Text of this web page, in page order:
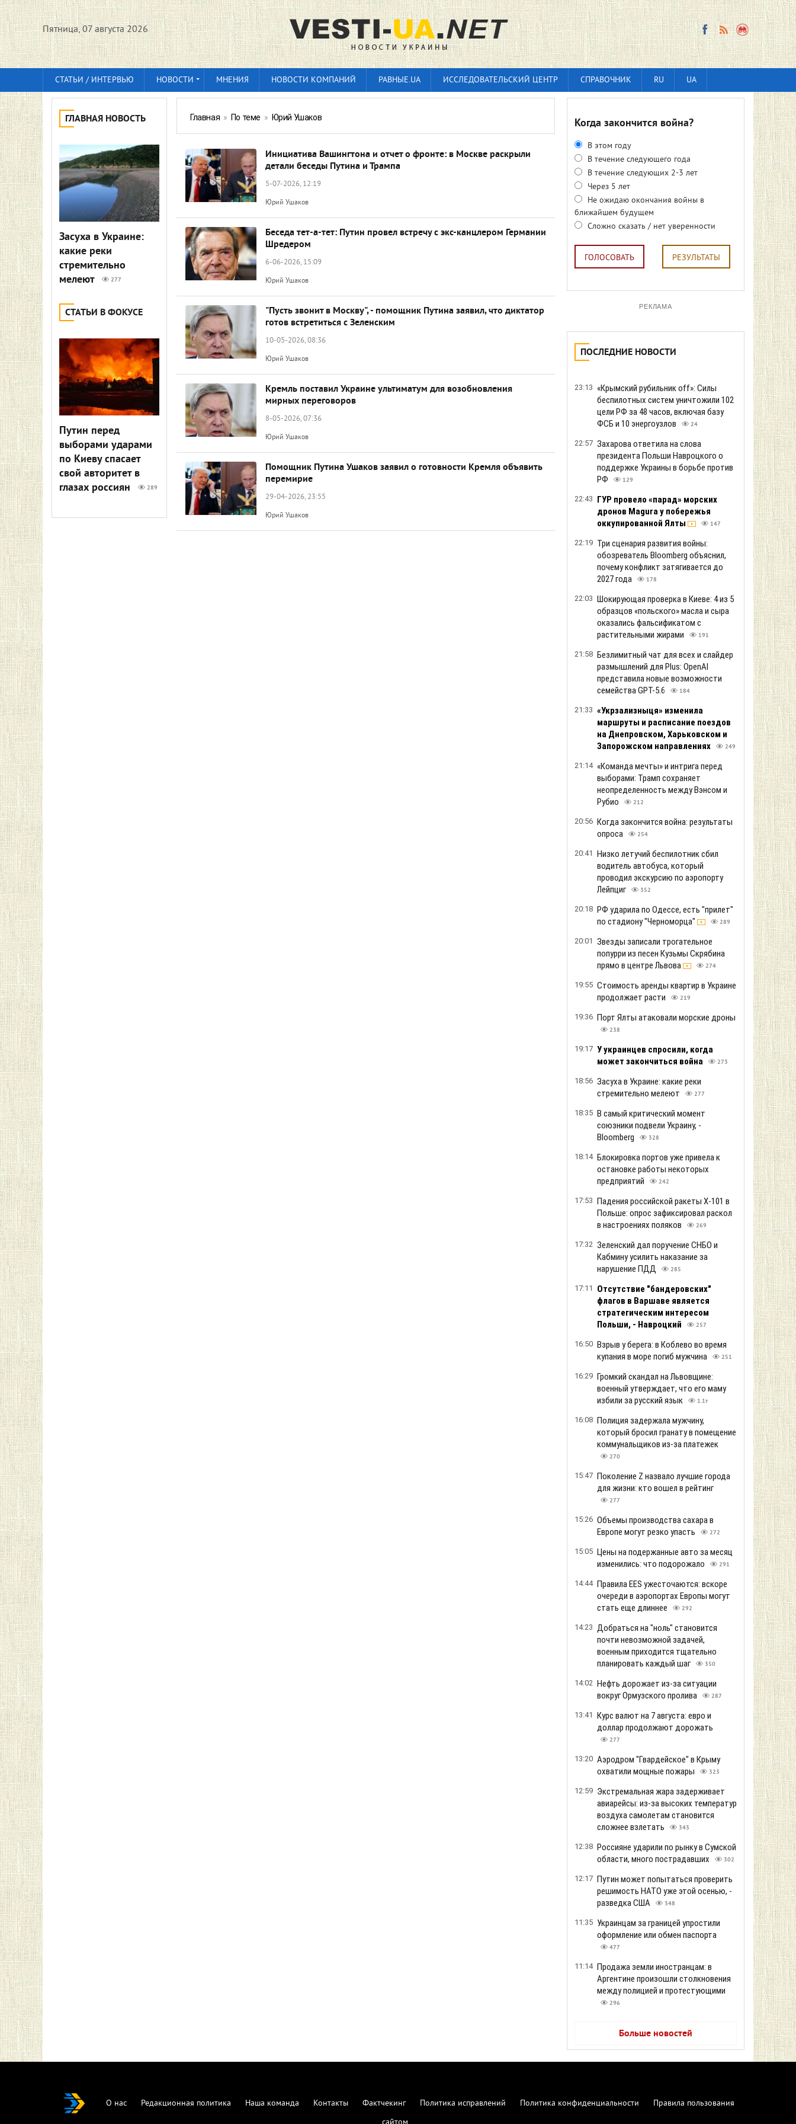
Пятница, 07 августа 2026
СТАТЬИ / ИНТЕРВЬЮ НОВОСТИ МНЕНИЯ НОВОСТИ КОМПАНИЙ РАВНЫЕ.UA ИССЛЕДОВАТЕЛЬСКИЙ ЦЕНТР СПРАВОЧНИК RU UA
ГЛАВНАЯ НОВОСТЬ
Засуха в Украине:
какие реки
стремительно
мелеют
277
СТАТЬИ В ФОКУСЕ
Путин перед
выборами ударами
по Киеву спасает
свой авторитет в
глазах россиян
289
Главная » По теме » Юрий Ушаков
Инициатива Вашингтона и отчет о фронте: в Москве раскрыли
детали беседы Путина и Трампа
5-07-2026, 12:19
Юрий Ушаков
Беседа тет-а-тет: Путин провел встречу с экс-канцлером Германии
Шредером
6-06-2026, 15:09
Юрий Ушаков
"Пусть звонит в Москву", - помощник Путина заявил, что диктатор
готов встретиться с Зеленским
10-05-2026, 08:36
Юрий Ушаков
Кремль поставил Украине ультиматум для возобновления
мирных переговоров
8-05-2026, 07:36
Юрий Ушаков
Помощник Путина Ушаков заявил о готовности Кремля объявить
перемирие
29-04-2026, 23:55
Юрий Ушаков
Когда закончится война?
В этом году
В течение следующего года
В течение следующих 2-3 лет
Через 5 лет
Не ожидаю окончания войны в
ближайшем будущем
Сложно сказать / нет уверенности
ГОЛОСОВАТЬ РЕЗУЛЬТАТЫ
РЕКЛАМА
ПОСЛЕДНИЕ НОВОСТИ
23:13 «Крымский рубильник off»: Силы
беспилотных систем уничтожили 102
цели РФ за 48 часов, включая базу
ФСБ и 10 энергоузлов
24
22:57 Захарова ответила на слова
президента Польши Навроцкого о
поддержке Украины в борьбе против
РФ
129
22:43 ГУР провело «парад» морских
дронов Magura у побережья
оккупированной Ялты
147
22:19 Три сценария развития войны:
обозреватель Bloomberg объяснил,
почему конфликт затягивается до
2027 года
178
22:03 Шокирующая проверка в Киеве: 4 из 5
образцов «польского» масла и сыра
оказались фальсификатом с
растительными жирами
191
21:58 Безлимитный чат для всех и слайдер
размышлений для Plus: OpenAI
представила новые возможности
семейства GPT-5.6
184
21:33 «Укрзализныця» изменила
маршруты и расписание поездов
на Днепровском, Харьковском и
Запорожском направлениях
249
21:14 «Команда мечты» и интрига перед
выборами: Трамп сохраняет
неопределенность между Вэнсом и
Рубио
212
20:56 Когда закончится война: результаты
опроса
254
20:41 Низко летучий беспилотник сбил
водитель автобуса, который
проводил экскурсию по аэропорту
Лейпциг
352
20:18 РФ ударила по Одессе, есть "прилет"
по стадиону "Черноморца"
289
20:01 Звезды записали трогательное
попурри из песен Кузьмы Скрябина
прямо в центре Львова
274
19:55 Стоимость аренды квартир в Украине
продолжает расти
219
19:36 Порт Ялты атаковали морские дроны
238
19:17 У украинцев спросили, когда
может закончиться война
273
18:56 Засуха в Украине: какие реки
стремительно мелеют
277
18:35 В самый критический момент
союзники подвели Украину, -
Bloomberg
328
18:14 Блокировка портов уже привела к
остановке работы некоторых
предприятий
242
17:53 Падения российской ракеты Х-101 в
Польше: опрос зафиксировал раскол
в настроениях поляков
269
17:32 Зеленский дал поручение СНБО и
Кабмину усилить наказание за
нарушение ПДД
285
17:11
Отсутствие "бандеровских"
флагов в Варшаве является
стратегическим интересом
Польши, - Навроцкий
257
16:50 Взрыв у берега: в Коблево во время
купания в море погиб мужчина
251
16:29 Громкий скандал на Львовщине:
военный утверждает, что его маму
избили за русский язык
1.1т
16:08 Полиция задержала мужчину,
который бросил гранату в помещение
коммунальщиков из-за платежек
270
15:47 Поколение Z назвало лучшие города
для жизни: кто вошел в рейтинг
277
15:26 Объемы производства сахара в
Европе могут резко упасть
272
15:05 Цены на подержанные авто за месяц
изменились: что подорожало
291
14:44 Правила EES ужесточаются: вскоре
очереди в аэропортах Европы могут
стать еще длиннее
292
14:23 Добраться на "ноль" становится
почти невозможной задачей,
военным приходится тщательно
планировать каждый шаг
350
14:02 Нефть дорожает из-за ситуации
вокруг Ормузского пролива
287
13:41 Курс валют на 7 августа: евро и
доллар продолжают дорожать
277
13:20 Аэродром "Гвардейское" в Крыму
охватили мощные пожары
323
12:59 Экстремальная жара задерживает
авиарейсы: из-за высоких температур
воздуха самолетам становится
сложнее взлетать
343
12:38 Россияне ударили по рынку в Сумской
области, много пострадавших
302
12:17 Путин может попытаться проверить
решимость НАТО уже этой осенью, -
разведка США
348
11:35 Украинцам за границей упростили
оформление или обмен паспорта
477
11:14 Продажа земли иностранцам: в
Аргентине произошли столкновения
между полицией и протестующими
296
Больше новостей
О нас Редакционная политика Наша команда Контакты Фактчекинг Политика исправлений Политика конфиденциальности
Правила пользования